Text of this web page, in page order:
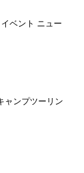
ベント ニュー
ャンプツーリン